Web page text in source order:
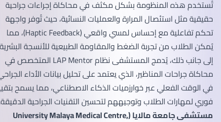
تُستخدم هذه المنظومة بشكل مكثف في محاكاة إجراءات جراحية
حقيقية مثل استئصال المرارة والعمليات النسائية، حيث تُوفر واجهة
تحكم تفاعلية مع إحساس لمسي واقعي (Haptic Feedback)، مما
يُمكن الطلاب من تجربة الضغط والمقاومة الطبيعية للأنسجة البشرية.
إلى جانب ذلك، يُدمج المستشفى نظام LAP Mentor المتخصص في
محاكاة جراحات المناظير، الذي يعتمد على تحليل بيانات الأداء الجراحي
في الوقت الفعلي عبر خوارزميات الذكاء الاصطناعي، مما يسمح بتقييم
فوري لمهارات الطلاب وتوجيههم لتحسين التقنيات الجراحية الدقيقة.
مستشفى جامعة مالايا (University Malaya Medical Centre,